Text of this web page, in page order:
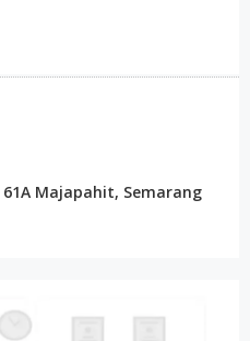
61A Majapahit, Semarang